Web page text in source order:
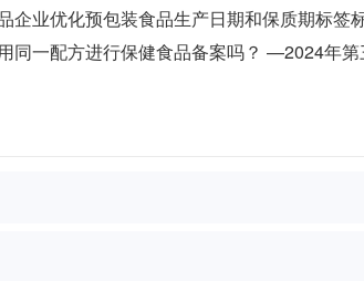
企业优化预包装食品生产日期和保质期标签
同一配方进行保健食品备案吗？ —2024年第